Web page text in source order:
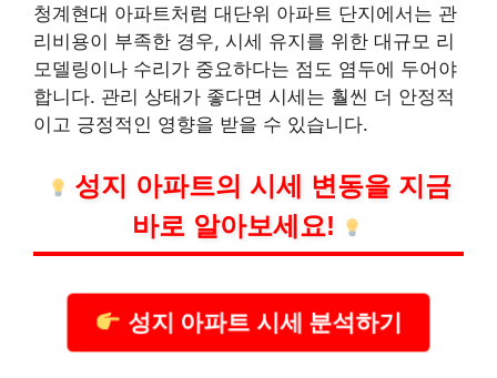
청계현대 아파트처럼 대단위 아파트 단지에서는 관
리비용이 부족한 경우, 시세 유지를 위한 대규모 리
모델링이나 수리가 중요하다는 점도 염두에 두어야
합니다. 관리 상태가 좋다면 시세는 훨씬 더 안정적
이고 긍정적인 영향을 받을 수 있습니다.
성지 아파트의 시세 변동을 지금
바로 알아보세요!
성지 아파트 시세 분석하기